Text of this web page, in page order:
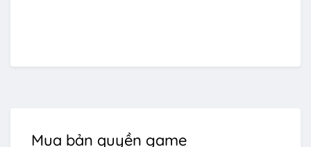
Mua bản quyền game